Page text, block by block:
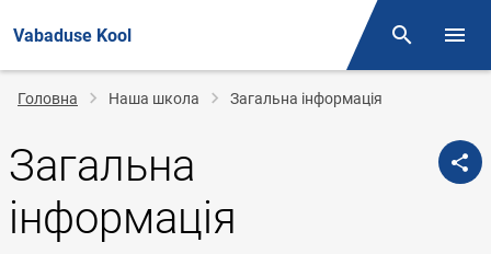
Vabaduse Kool Otsing
Рядок
навіґації
Головна Наша школа Загальна інформація
Загальна
інформація